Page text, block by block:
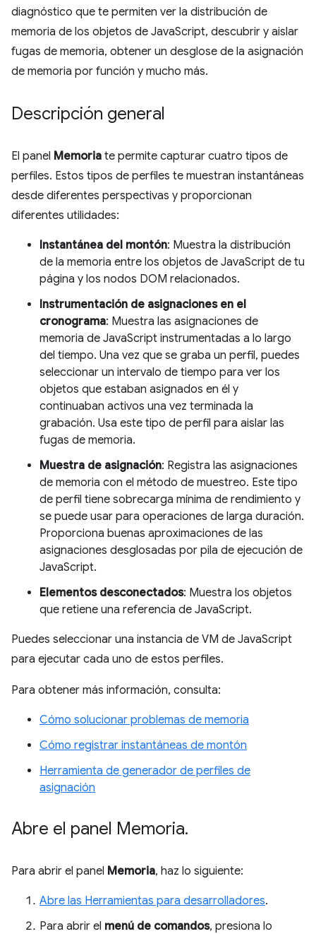
diagnóstico que te permiten ver la distribución de
memoria de los objetos de JavaScript, descubrir y aislar
fugas de memoria, obtener un desglose de la asignación
de memoria por función y mucho más.
Descripción general
El panel Memoria te permite capturar cuatro tipos de
perfiles. Estos tipos de perfiles te muestran instantáneas
desde diferentes perspectivas y proporcionan
diferentes utilidades:
Instantánea del montón: Muestra la distribución
de la memoria entre los objetos de JavaScript de tu
página y los nodos DOM relacionados.
Instrumentación de asignaciones en el
cronograma: Muestra las asignaciones de
memoria de JavaScript instrumentadas a lo largo
del tiempo. Una vez que se graba un perfil, puedes
seleccionar un intervalo de tiempo para ver los
objetos que estaban asignados en él y
continuaban activos una vez terminada la
grabación. Usa este tipo de perfil para aislar las
fugas de memoria.
Muestra de asignación: Registra las asignaciones
de memoria con el método de muestreo. Este tipo
de perfil tiene sobrecarga mínima de rendimiento y
se puede usar para operaciones de larga duración.
Proporciona buenas aproximaciones de las
asignaciones desglosadas por pila de ejecución de
JavaScript.
Elementos desconectados: Muestra los objetos
que retiene una referencia de JavaScript.
Puedes seleccionar una instancia de VM de JavaScript
para ejecutar cada uno de estos perfiles.
Para obtener más información, consulta:
Cómo solucionar problemas de memoria
Cómo registrar instantáneas de montón
Herramienta de generador de perfiles de
asignación
Abre el panel Memoria.
Para abrir el panel Memoria, haz lo siguiente:
Abre las Herramientas para desarrolladores.
Para abrir el menú de comandos, presiona lo